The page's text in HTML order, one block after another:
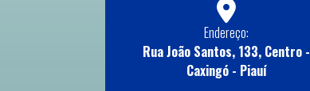
Endereço:
Rua João Santos, 133, Centro -
Caxingó - Piauí